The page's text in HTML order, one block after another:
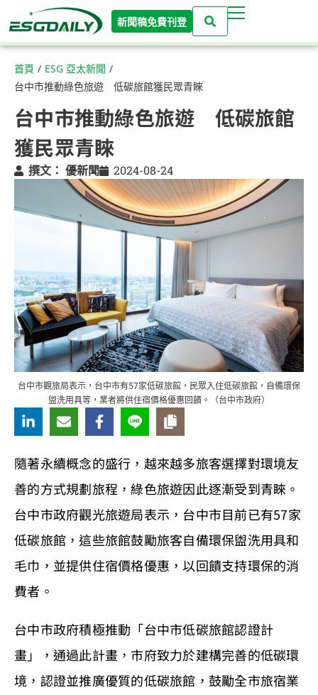
新聞稿免費刊登
首頁 / ESG 亞太新聞 /
台中市推動綠色旅遊 低碳旅館獲民眾青睞
台中市推動綠色旅遊 低碳旅館
獲民眾青睞
撰文： 優新聞 2024-08-24
台中市觀旅局表示，台中市有57家低碳旅館，民眾入住低碳旅館，自備環保
盥洗用具等，業者將供住宿價格優惠回饋。（台中市政府）
隨著永續概念的盛行，越來越多旅客選擇對環境友
善的方式規劃旅程，綠色旅遊因此逐漸受到青睞。
台中市政府觀光旅遊局表示，台中市目前已有57家
低碳旅館，這些旅館鼓勵旅客自備環保盥洗用具和
毛巾，並提供住宿價格優惠，以回饋支持環保的消
費者。
台中市政府積極推動「台中市低碳旅館認證計
畫」，通過此計畫，市府致力於建構完善的低碳環
境，認證並推廣優質的低碳旅館，鼓勵全市旅宿業